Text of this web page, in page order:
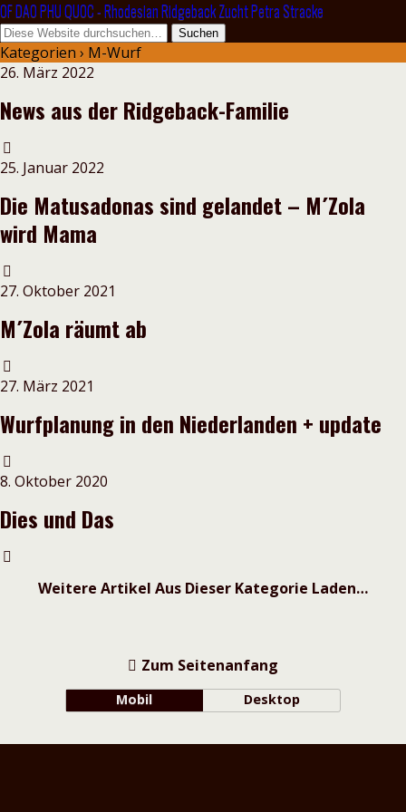
OF DAO PHU QUOC - Rhodesian Ridgeback Zucht Petra Stracke
Kategorien › M-Wurf
26. März 2022
News aus der Ridgeback-Familie
25. Januar 2022
Die Matusadonas sind gelandet – M´Zola
wird Mama
27. Oktober 2021
M´Zola räumt ab
27. März 2021
Wurfplanung in den Niederlanden + update
8. Oktober 2020
Dies und Das
Weitere Artikel Aus Dieser Kategorie Laden…
Zum Seitenanfang
Mobil Desktop